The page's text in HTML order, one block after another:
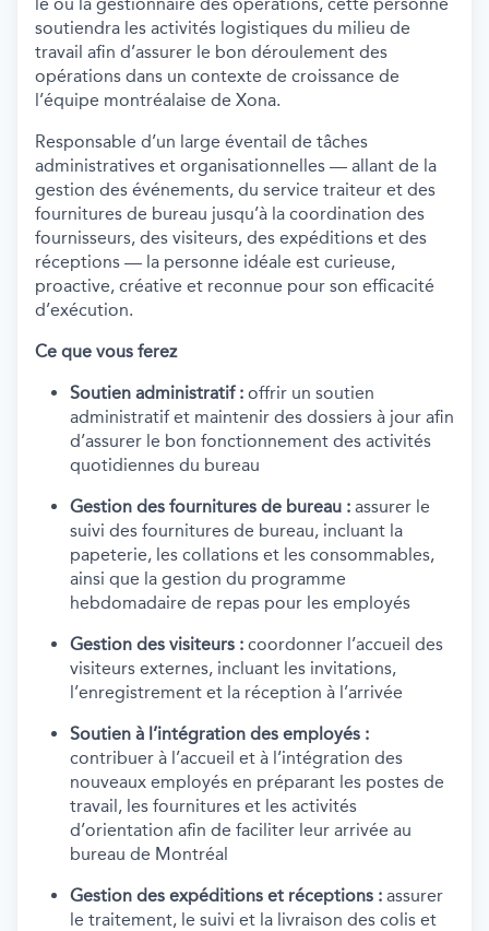
soutiendra les activités logistiques du milieu de
travail afin d’assurer le bon déroulement des
opérations dans un contexte de croissance de
l’équipe montréalaise de Xona.
Responsable d’un large éventail de tâches
administratives et organisationnelles — allant de la
gestion des événements, du service traiteur et des
fournitures de bureau jusqu’à la coordination des
fournisseurs, des visiteurs, des expéditions et des
réceptions — la personne idéale est curieuse,
proactive, créative et reconnue pour son efficacité
d’exécution.
Ce que vous ferez
Soutien administratif : offrir un soutien
administratif et maintenir des dossiers à jour afin
d’assurer le bon fonctionnement des activités
quotidiennes du bureau
Gestion des fournitures de bureau : assurer le
suivi des fournitures de bureau, incluant la
papeterie, les collations et les consommables,
ainsi que la gestion du programme
hebdomadaire de repas pour les employés
Gestion des visiteurs : coordonner l’accueil des
visiteurs externes, incluant les invitations,
l’enregistrement et la réception à l’arrivée
Soutien à l’intégration des employés :
contribuer à l’accueil et à l’intégration des
nouveaux employés en préparant les postes de
travail, les fournitures et les activités
d’orientation afin de faciliter leur arrivée au
bureau de Montréal
Gestion des expéditions et réceptions : assurer
le traitement, le suivi et la livraison des colis et